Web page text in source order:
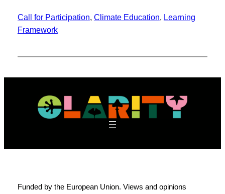
Call for Participation, Climate Education, Learning
Framework
Funded by the European Union. Views and opinions